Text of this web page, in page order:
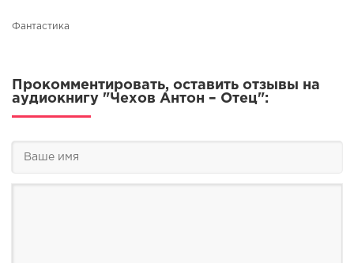
Фантастика
Прокомментировать, оставить отзывы на
аудиокнигу "Чехов Антон – Отец":